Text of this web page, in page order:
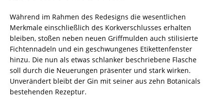
Während im Rahmen des Redesigns die wesentlichen
Merkmale einschließlich des Korkverschlusses erhalten
bleiben, stoßen neben neuen Griffmulden auch stilisierte
Fichtennadeln und ein geschwungenes Etikettenfenster
hinzu. Die nun als etwas schlanker beschriebene Flasche
soll durch die Neuerungen präsenter und stark wirken.
Unverändert bleibt der Gin mit seiner aus zehn Botanicals
bestehenden Rezeptur.